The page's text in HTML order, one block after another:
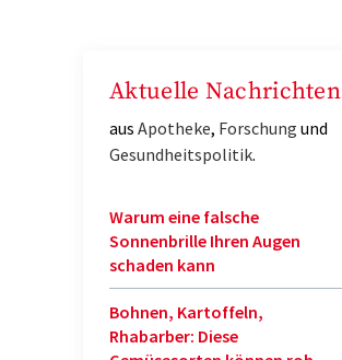
Aktuelle Nachrichten
aus Apotheke, Forschung und
Gesundheitspolitik.
Warum eine falsche
Sonnenbrille Ihren Augen
schaden kann
Bohnen, Kartoffeln,
Rhabarber: Diese